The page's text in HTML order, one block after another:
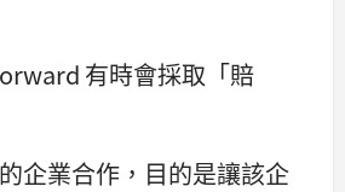
有時會採取「賠
企業合作，目的是讓該企